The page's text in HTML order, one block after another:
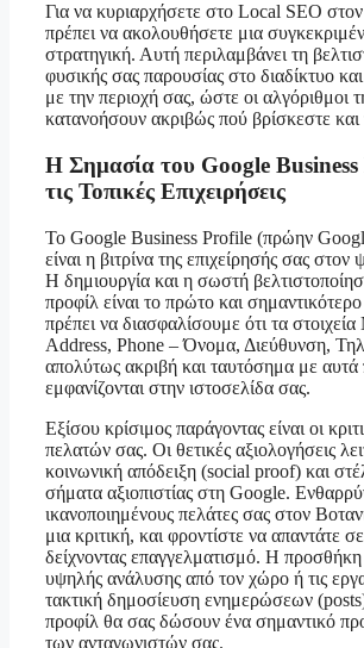
Για να κυριαρχήσετε στο Local SEO
πρέπει να ακολουθήσετε μια
στρατηγική. Αυτή περιλαμβάνει τη
φυσικής σας παρουσίας στο διαδίκτυο
με την περιοχή σας, ώστε οι αλγόριθμοι
κατανοήσουν ακριβώς πού βρίσκεστε και
Η Σημασία του Google Business
τις Τοπικές Επιχειρήσεις
Το Google Business Profile (πρώην
είναι η βιτρίνα της επιχείρησής σας στον
Η δημιουργία και η σωστή
προφίλ είναι το πρώτο και
πρέπει να διασφαλίσουμε ότι τα
Address, Phone – Όνομα, Διεύθυνση,
απολύτως ακριβή και ταυτόσημα με αυτά
εμφανίζονται στην ιστοσελίδα σας.
Εξίσου κρίσιμος παράγοντας είναι οι
πελατών σας. Οι θετικές αξιολογήσεις
κοινωνική απόδειξη (social proof) και
σήματα αξιοπιστίας στη Google.
ικανοποιημένους πελάτες σας στον
μια κριτική, και φροντίστε να απαντάτε
δείχνοντας επαγγελματισμό. Η
υψηλής ανάλυσης από τον χώρο ή τις
τακτική δημοσίευση ενημερώσεων
προφίλ θα σας δώσουν ένα σημαντικό
των ανταγωνιστών σας.